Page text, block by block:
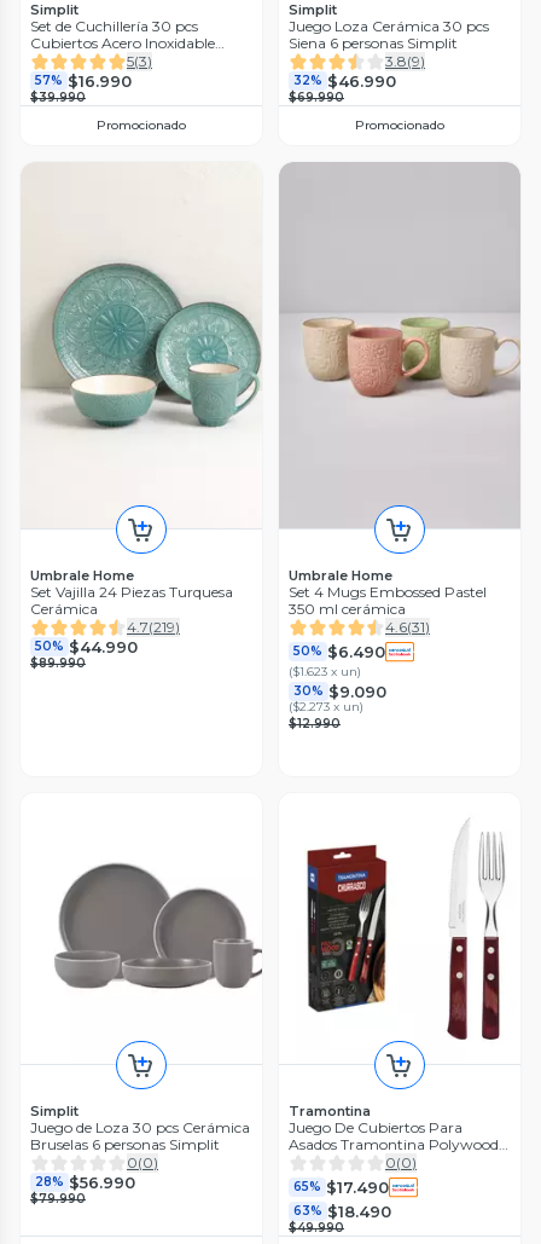
Simplit
Set de Cuchillería 30 pcs
Cubiertos Acero Inoxidable
Puglia
5(3)
57% $16.990
$39.990
Promocionado
Simplit
Juego Loza Cerámica 30 pcs
Siena 6 personas Simplit
3.8(9)
32% $46.990
$69.990
Promocionado
Umbrale Home
Set Vajilla 24 Piezas Turquesa
Cerámica
4.7(219)
50% $44.990
$89.990
Umbrale Home
Set 4 Mugs Embossed Pastel
350 ml cerámica
4.6(31)
50% $6.490
($1.623 x un)
30% $9.090
($2.273 x un)
$12.990
Simplit
Juego de Loza 30 pcs Cerámica
Bruselas 6 personas Simplit
0(0)
28% $56.990
$79.990
Tramontina
Juego De Cubiertos Para
Asados Tramontina Polywood
12 Piezas
0(0)
65% $17.490
63% $18.490
$49.990